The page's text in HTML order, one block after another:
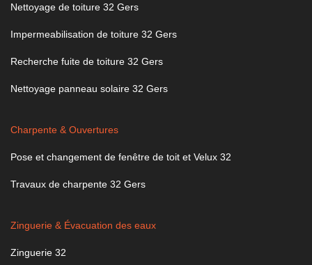
Nettoyage de toiture 32 Gers
Impermeabilisation de toiture 32 Gers
Recherche fuite de toiture 32 Gers
Nettoyage panneau solaire 32 Gers
Charpente & Ouvertures
Pose et changement de fenêtre de toit et Velux 32
Travaux de charpente 32 Gers
Zinguerie & Évacuation des eaux
Zinguerie 32